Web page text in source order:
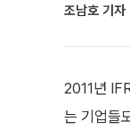
조남호 기자
2011년
는 기업들